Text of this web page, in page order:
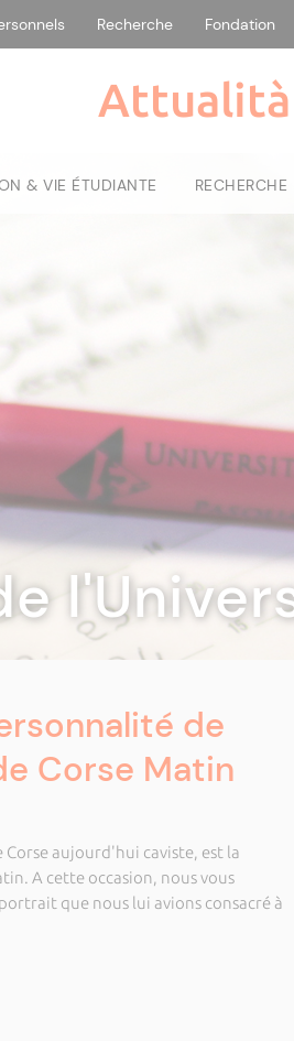
Recherche Fondation
Attualità
& VIE ÉTUDIANTE RECHERCHE
de
Corse Matin
aujourd'hui caviste, est la
A cette occasion, nous vous
que nous lui avions consacré à